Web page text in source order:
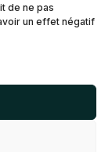
de ne pas
un effet négatif